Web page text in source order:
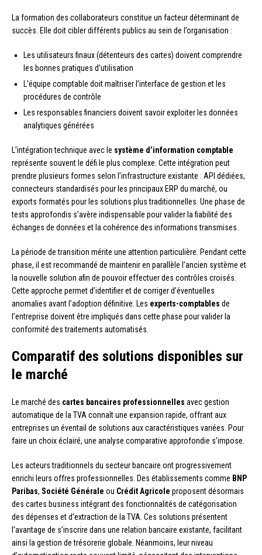
La formation des collaborateurs constitue un facteur déterminant de
succès. Elle doit cibler différents publics au sein de l’organisation :
Les utilisateurs finaux (détenteurs des cartes) doivent comprendre
les bonnes pratiques d’utilisation
L’équipe comptable doit maîtriser l’interface de gestion et les
procédures de contrôle
Les responsables financiers doivent savoir exploiter les données
analytiques générées
L’intégration technique avec le système d’information comptable
représente souvent le défi le plus complexe. Cette intégration peut
prendre plusieurs formes selon l’infrastructure existante : API dédiées,
connecteurs standardisés pour les principaux ERP du marché, ou
exports formatés pour les solutions plus traditionnelles. Une phase de
tests approfondis s’avère indispensable pour valider la fiabilité des
échanges de données et la cohérence des informations transmises.
La période de transition mérite une attention particulière. Pendant cette
phase, il est recommandé de maintenir en parallèle l’ancien système et
la nouvelle solution afin de pouvoir effectuer des contrôles croisés.
Cette approche permet d’identifier et de corriger d’éventuelles
anomalies avant l’adoption définitive. Les experts-comptables de
l’entreprise doivent être impliqués dans cette phase pour valider la
conformité des traitements automatisés.
Comparatif des solutions disponibles sur
le marché
Le marché des cartes bancaires professionnelles avec gestion
automatique de la TVA connaît une expansion rapide, offrant aux
entreprises un éventail de solutions aux caractéristiques variées. Pour
faire un choix éclairé, une analyse comparative approfondie s’impose.
Les acteurs traditionnels du secteur bancaire ont progressivement
enrichi leurs offres professionnelles. Des établissements comme BNP
Paribas, Société Générale ou Crédit Agricole proposent désormais
des cartes business intégrant des fonctionnalités de catégorisation
des dépenses et d’extraction de la TVA. Ces solutions présentent
l’avantage de s’inscrire dans une relation bancaire existante, facilitant
ainsi la gestion de trésorerie globale. Néanmoins, leur niveau